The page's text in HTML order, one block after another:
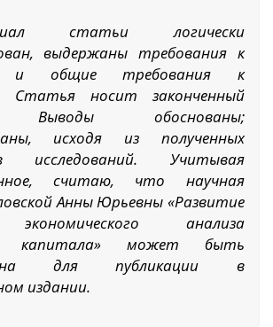
статьи логически
выдержаны требования к
и общие требования к
Статья носит законченный
Выводы обоснованы;
исходя из полученных
исследований. Учитывая
считаю, что научная
Анны Юрьевны «Развитие
анализа
капитала» может быть
для публикации в
издании.